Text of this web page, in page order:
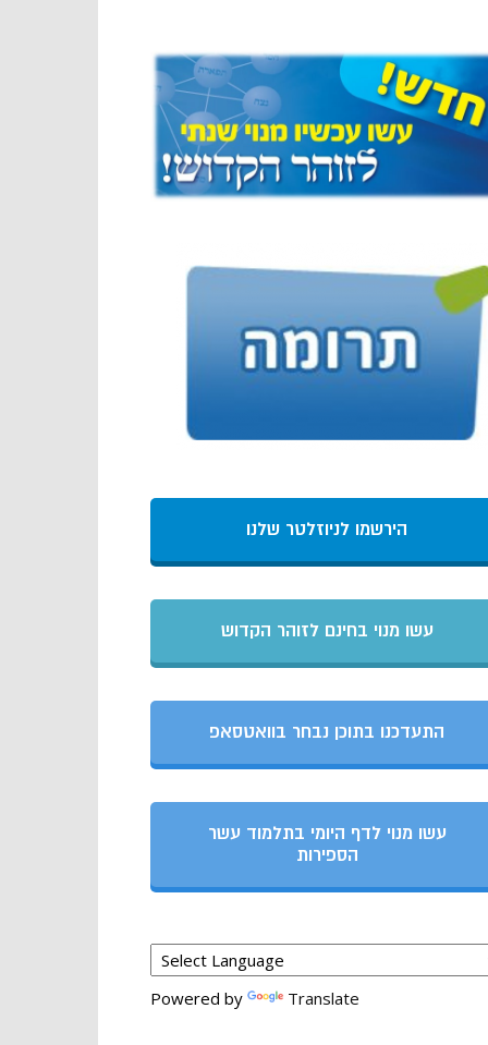
הירשמו לניוזלטר שלנו
עשו מנוי בחינם לזוהר הקדוש
התעדכנו בתוכן נבחר בוואטסאפ
עשו מנוי לדף היומי בתלמוד עשר
הספירות
Powered by Translate